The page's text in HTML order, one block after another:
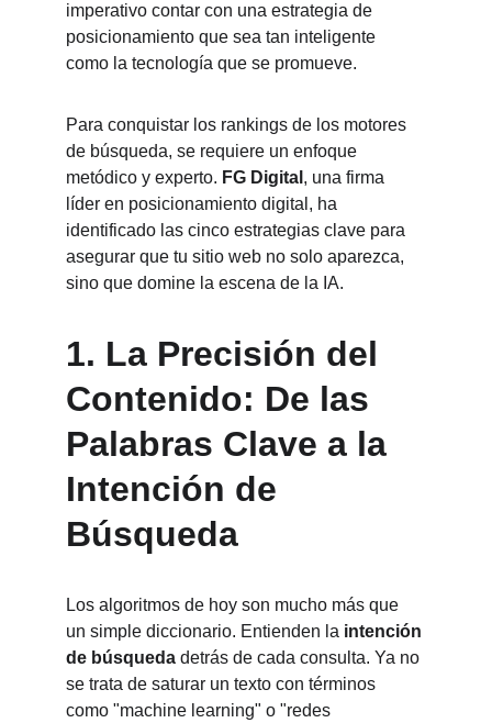
imperativo contar con una estrategia de
posicionamiento que sea tan inteligente
como la tecnología que se promueve.
Para conquistar los rankings de los motores
de búsqueda, se requiere un enfoque
metódico y experto. FG Digital , una firma
líder en posicionamiento digital, ha
identificado las cinco estrategias clave para
asegurar que tu sitio web no solo aparezca,
sino que domine la escena de la IA.
1. La Precisión del
Contenido: De las
Palabras Clave a la
Intención de
Búsqueda
Los algoritmos de hoy son mucho más que
un simple diccionario. Entienden la intención
de búsqueda detrás de cada consulta. Ya no
se trata de saturar un texto con términos
como "machine learning" o "redes